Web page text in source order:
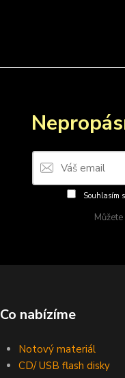
Souhlasím
Co nabízíme
Notový materiál
CD/ USB flash disky